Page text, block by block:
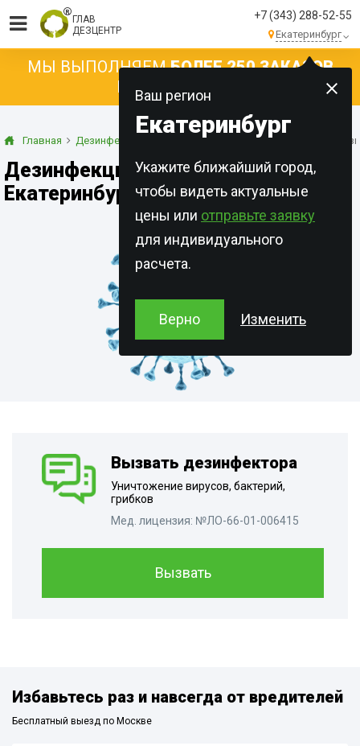
ГЛАВ
ДЕЗЦЕНТР
+7 (343) 288-52-55
Екатеринбург
Ваш регион
Екатеринбург
Укажите ближайший город,
чтобы видеть актуальные
цены или отправьте заявку
для индивидуального
расчета.
Верно Изменить
МЫ ВЫПОЛНЯЕМБОЛЕЕ 250 ЗАКАЗОВ
КАЖДЫЙ ДЕНЬ!
Главная Дезинфекция При инфекционных заболеваниях
Дезинфекция от гриппа в
Екатеринбурге
Вызвать дезинфектора
Уничтожение вирусов, бактерий,
грибков
Мед. лицензия: №ЛО-66-01-006415
Вызвать
Избавьтесь раз и навсегда от вредителей
Бесплатный выезд по Москве